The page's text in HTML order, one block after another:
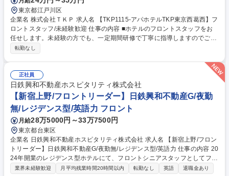
東京都江戸川区
企業名 株式会社ＴＫＰ 求人名 【TKP1115-アパホテルTKP東京西葛西】フ
ロントスタッフ/未経験歓迎 仕事の内容 ■ホテルのフロントスタッフをお
任せします。未経験の方でも、一定期間研修で丁寧に指導しますのでご安
心ください。配属後は、メンターを配置しOJTで業務習得をしていただけ
イトなどからの問い合わせや予約対応 ・客室の安全点検 ・宿泊者・来館
者のお客様対応 ・周辺の観光案内 ※その他付随する業務 募集職種 【TKP
1115-アパホテルTKP東京西葛西】フロントスタッフ/未経験歓迎
転勤なし
正社員
日鉄興和不動産ホスピタリティ株式会社
【新宿上野/フロントリーダー】日鉄興和不動産G/夜勤
無/レジデンス型/英語力 フロント
月給28万5000円～33万7500円
東京都台東区
企業名 日鉄興和不動産ホスピタリティ株式会社 求人名 【新宿上野/フロン
トリーダー】日鉄興和不動産G/夜勤無/レジデンス型/英語力 仕事の内容 20
24年開業のレジデンス型ホテルにて、フロントシニアスタッフとしてフロ
ント業務全般やマネージャー補佐、スタッフ育成等をお任せします。夜勤
業界未経験歓迎 月平均残業時間20時間以内 転勤なし 英語 退職金あり